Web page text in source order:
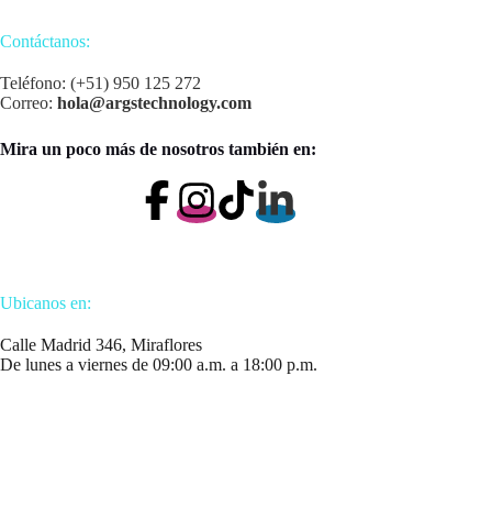
Contáctanos:
Teléfono: (+51) 950 125 272
Correo: hola@argstechnology.com
Mira un poco más de nosotros también en:
Ubicanos en:
Calle Madrid 346, Miraflores
De lunes a viernes de 09:00 a.m. a 18:00 p.m.